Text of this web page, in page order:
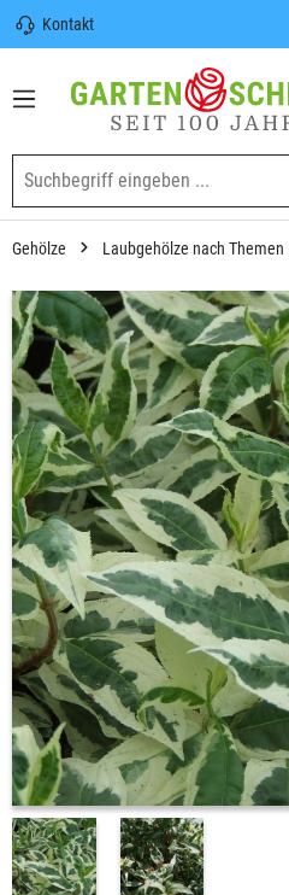
springen
Kontakt
Sicherer Versand | Versandkostenfrei
(DE) ab 100€
Garten-Schlüter Anwachsgarantie
Gehölze Laubgehölze nach Themen